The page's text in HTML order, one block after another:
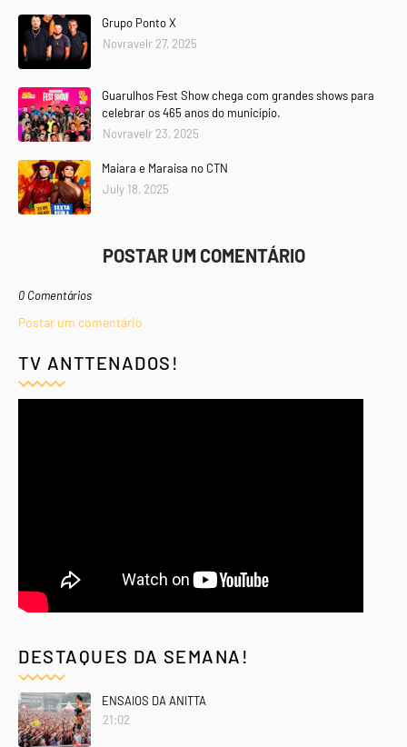
Grupo Ponto X
Novravelr 27, 2025
Guarulhos Fest Show chega com grandes shows para
celebrar os 465 anos do município.
Novravelr 23, 2025
Maiara e Maraisa no CTN
July 18, 2025
POSTAR UM COMENTÁRIO
0 Comentários
Postar um comentário
TV ANTTENADOS!
DESTAQUES DA SEMANA!
ENSAIOS DA ANITTA
21:02